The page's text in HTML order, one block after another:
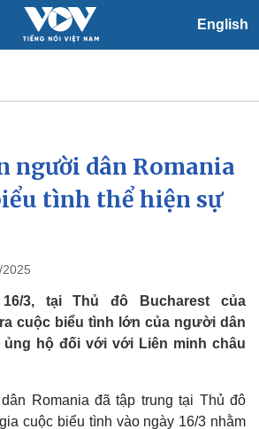
English
Xã hội
Tin 24h
Dự báo thời tiết
người dân Romania
tình thể hiện sự
3, tại Thủ đô Bucharest của
cuộc biểu tình lớn của người dân
ủng hộ đối với với Liên minh châu
Romania đã tập trung tại Thủ đô
cuộc biểu tình vào ngày 16/3 nhằm